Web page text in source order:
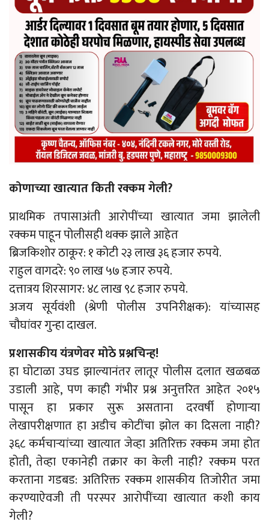
कोणाच्या खात्यात किती रक्कम गेली?
प्राथमिक तपासाअंती आरोपींच्या खात्यात जमा झालेली
रक्कम पाहून पोलीसही थक्क झाले आहेत
ब्रिजकिशोर ठाकूर: १ कोटी २३ लाख ३६ हजार रुपये.
राहुल वागदरे: ९० लाख ५७ हजार रुपये.
दत्तात्रय शिरसागर: ४८ लाख ९८ हजार रुपये.
अजय सूर्यवंशी (श्रेणी पोलीस उपनिरीक्षक): यांच्यासह
चौघांवर गुन्हा दाखल.
प्रशासकीय यंत्रणेवर मोठे प्रश्नचिन्ह!
हा घोटाळा उघड झाल्यानंतर लातूर पोलीस दलात खळबळ
उडाली आहे, पण काही गंभीर प्रश्न अनुत्तरित आहेत २०१५
पासून हा प्रकार सुरू असताना दरवर्षी होणाऱ्या
लेखापरीक्षणात हा अडीच कोटींचा झोल का दिसला नाही?
३६८ कर्मचाऱ्यांच्या खात्यात जेव्हा अतिरिक्त रक्कम जमा होत
होती, तेव्हा एकानेही तक्रार का केली नाही? रक्कम परत
करताना गडबड: अतिरिक्त रक्कम शासकीय तिजोरीत जमा
करण्याऐवजी ती परस्पर आरोपींच्या खात्यात कशी काय
गेली?